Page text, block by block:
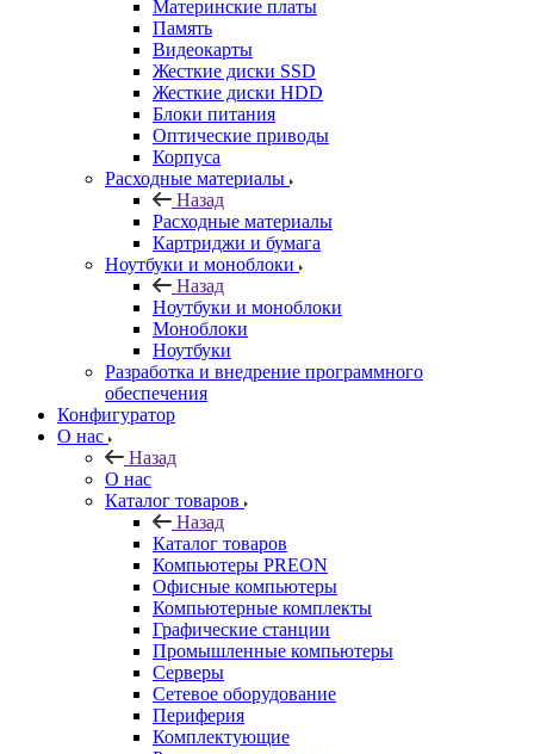
Материнские платы
Память
Видеокарты
Жесткие диски SSD
Жесткие диски HDD
Блоки питания
Оптические приводы
Корпуса
Расходные материалы
Назад
Расходные материалы
Картриджи и бумага
Ноутбуки и моноблоки
Назад
Ноутбуки и моноблоки
Моноблоки
Ноутбуки
Разработка и внедрение программного
обеспечения
Конфигуратор
О нас
Назад
О нас
Каталог товаров
Назад
Каталог товаров
Компьютеры PREON
Офисные компьютеры
Компьютерные комплекты
Графические станции
Промышленные компьютеры
Серверы
Сетевое оборудование
Периферия
Комплектующие